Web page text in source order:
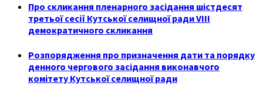
Про скликання пленарного засідання шістдесят
третьої сесії Кутської селищної ради VIII
демократичного скликання
Розпорядження про призначення дати та порядку
денного чергового засідання виконавчого
комітету Кутської селищної ради